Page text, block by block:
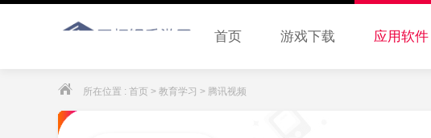
首页 游戏下载 应用软件
所在位置 : 首页 > 教育学习 > 腾讯视频